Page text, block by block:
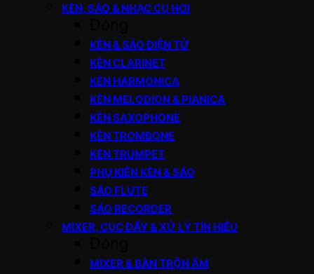
KÈN, SÁO & NHẠC CỤ HƠI
KÈN & SÁO ĐIỆN TỬ
KÈN CLARINET
KÈN HARMONICA
KÈN MELODION & PIANICA
KÈN SAXOPHONE
KÈN TROMBONE
KÈN TRUMPET
PHỤ KIỆN KÈN & SÁO
SÁO FLUTE
SÁO RECORDER
MIXER, CỤC ĐẨY & XỬ LÝ TÍN HIỆU
MIXER & BÀN TRỘN ÂM